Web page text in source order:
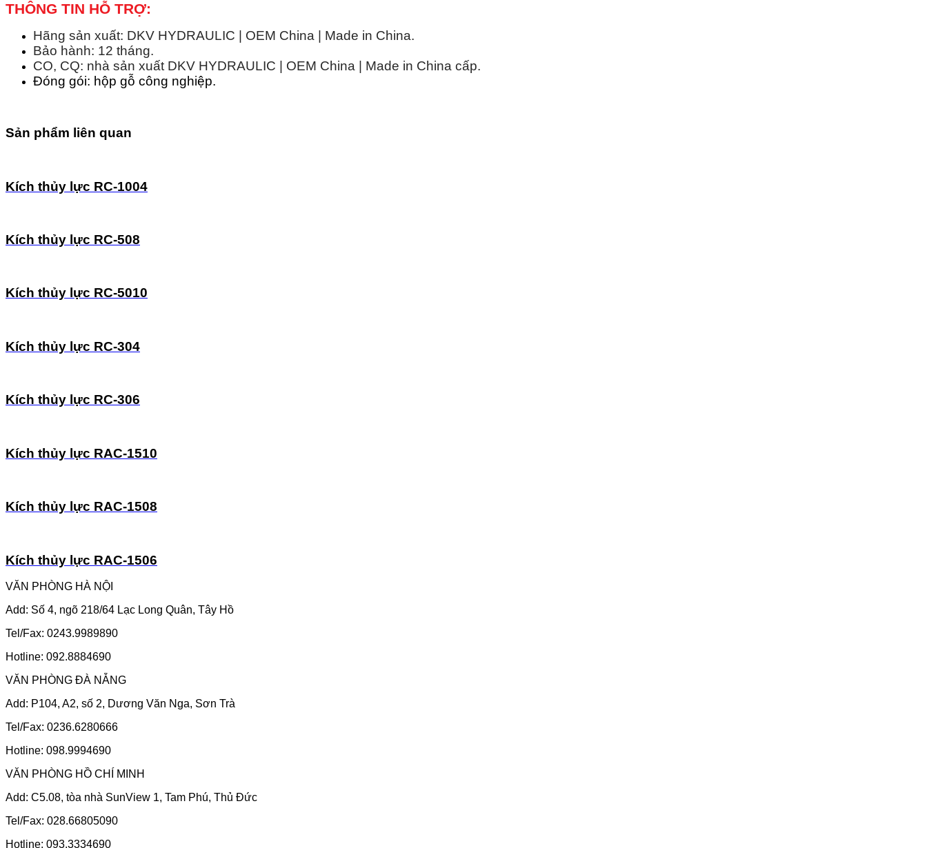
THÔNG TIN HỖ TRỢ:
Hãng sản xuất: DKV HYDRAULIC | OEM China | Made in China.
Bảo hành: 12 tháng.
CO, CQ: nhà sản xuất DKV HYDRAULIC | OEM China | Made in China cấp.
Đóng gói: hộp gỗ công nghiệp.
Sản phẩm liên quan
Kích thủy lực RC-1004
Kích thủy lực RC-508
Kích thủy lực RC-5010
Kích thủy lực RC-304
Kích thủy lực RC-306
Kích thủy lực RAC-1510
Kích thủy lực RAC-1508
Kích thủy lực RAC-1506
VĂN PHÒNG HÀ NỘI
Add: Số 4, ngõ 218/64 Lạc Long Quân, Tây Hồ
Tel/Fax: 0243.9989890
Hotline: 092.8884690
VĂN PHÒNG ĐÀ NẴNG
Add: P104, A2, số 2, Dương Văn Nga, Sơn Trà
Tel/Fax: 0236.6280666
Hotline: 098.9994690
VĂN PHÒNG HỒ CHÍ MINH
Add: C5.08, tòa nhà SunView 1, Tam Phú, Thủ Đức
Tel/Fax: 028.66805090
Hotline: 093.3334690